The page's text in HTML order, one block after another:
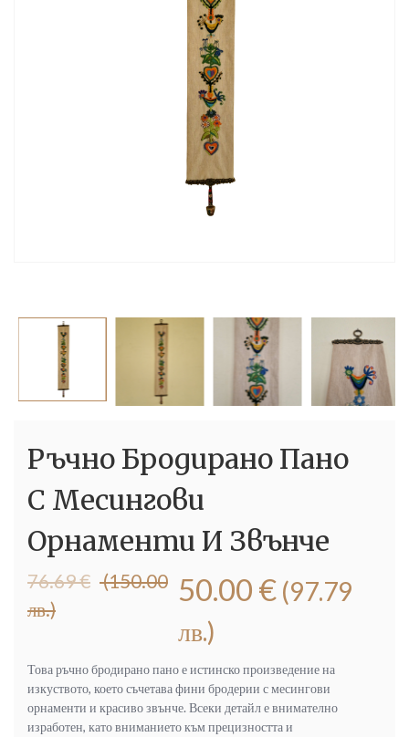
Ръчно Бродирано Пано
С Месингови
Орнаменти И Звънче
76.69€ (150.00
лв.)
Original
was:
лв.).
50.00 € (97.79
лв.)
Текущата
е:
лв.).
Това ръчно бродирано пано е истинско произведение на
изкуството, което съчетава фини бродерии с месингови
орнаменти и красиво звънче. Всеки детайл е внимателно
изработен, като вниманието към прецизността и